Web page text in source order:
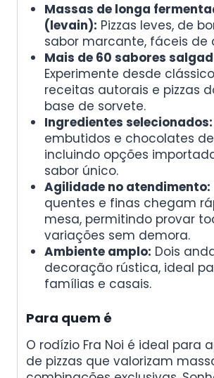
Massas de longa
(levain): Pizzas leves, de
sabor marcante, fáceis de
Mais de 60 sabores
Experimente desde
receitas autorais e pizzas
base de sorvete.
Ingredientes selecionados:
embutidos e chocolates
incluindo opções
sabor único.
Agilidade no atendimento:
quentes e finas chegam
mesa, permitindo provar
variações sem demora.
Ambiente amplo: Dois
decoração rústica, ideal
famílias e casais.
Para quem é
O rodízio Fra Noi é ideal para
de pizzas que valorizam